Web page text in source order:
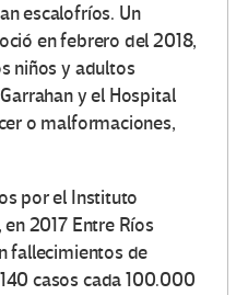
escalofríos. Un
en febrero del 2018,
niños y adultos
y el Hospital
o malformaciones,
por el Instituto
en 2017 Entre Ríos
fallecimientos de
casos cada 100.000